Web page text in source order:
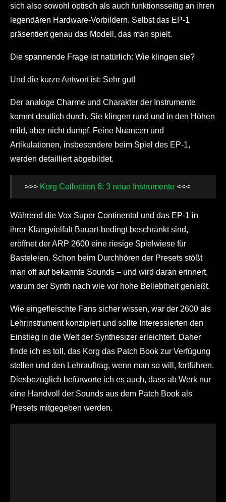
sich also sowohl optisch als auch funktionsseitig an ihren
legendären Hardware-Vorbildern. Selbst das EP-1
präsentiert genau das Modell, das man spielt.
Die spannende Frage ist natürlich: Wie klingen sie?
Und die kurze Antwort ist: Sehr gut!
Der analoge Charme und Charakter der Instrumente
kommt deutlich durch. Sie klingen rund und in den Höhen
mild, aber nicht dumpf. Feine Nuancen und
Artikulationen, insbesondere beim Spiel des EP-1,
werden detailliert abgebildet.
>>> Korg Collection 6: 3 neue Instrumente <<<
Während die Vox Super Continental und das EP-1 in
ihrer Klangvielfalt Bauart-bedingt beschränkt sind,
eröffnet der ARP 2600 eine riesige Spielwiese für
Basteleien. Schon beim Durchhören der Presets stößt
man oft auf bekannte Sounds – und wird daran erinnert,
warum der Synth nach wie vor hohe Beliebtheit genießt.
Wie eingefleischte Fans sicher wissen, war der 2600 als
Lehrinstrument konzipiert und sollte Interessierten den
Einstieg in die Welt der Synthesizer erleichtert. Daher
finde ich es toll, das Korg das Patch Book zur Verfügung
stellen und den Lehrauftrag, wenn man so will, fortführen.
Diesbezüglich befürworte ich es auch, dass ab Werk nur
eine Handvoll der Sounds aus dem Patch Book als
Presets mitgegeben werden.